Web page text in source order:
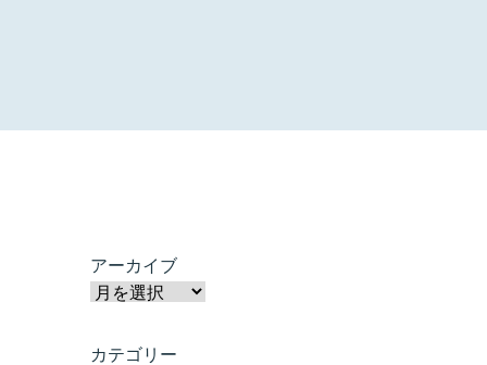
アーカイブ
カテゴリー